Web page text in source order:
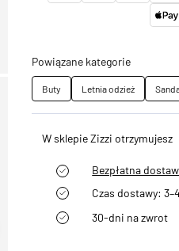
Powiązane kategorie
Buty Letnia odzież
W sklepie Zizzi otrzymujesz
Bezpłatna
Czas dostawy:
30-dni na zwrot